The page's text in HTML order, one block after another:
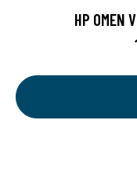
HP OMEN